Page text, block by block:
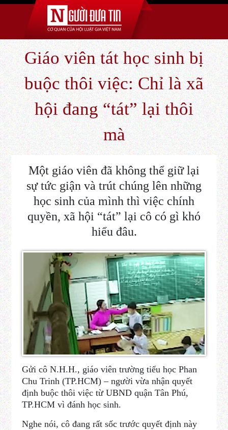
Giáo viên tát học sinh bị
buộc thôi việc: Chỉ là xã
hội đang “tát” lại thôi
mà
Một giáo viên đã không thể giữ lại
sự tức giận và trút chúng lên những
học sinh của mình thì việc chính
quyền, xã hội “tát” lại cô có gì khó
hiểu đâu.
Gửi cô N.H.H., giáo viên trường tiểu học Phan
Chu Trinh (TP.HCM) – người vừa nhận quyết
định buộc thôi việc từ UBND quận Tân Phú,
TP.HCM vì đánh học sinh.
Nghe nói, cô đang rất sốc trước quyết định này